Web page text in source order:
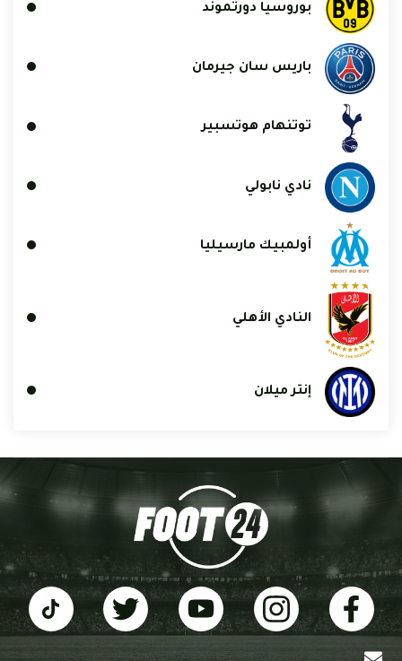
بوروسيا دورتموند
باريس سان جيرمان
توتنهام هوتسبير
نادي نابولي
أولمبيك مارسيليا
النادي الأهلي
إنتر ميلان